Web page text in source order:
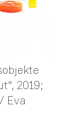
2019;
Eva